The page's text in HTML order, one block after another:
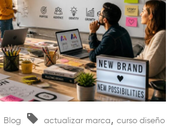
Blog actualizar marca , curso diseño